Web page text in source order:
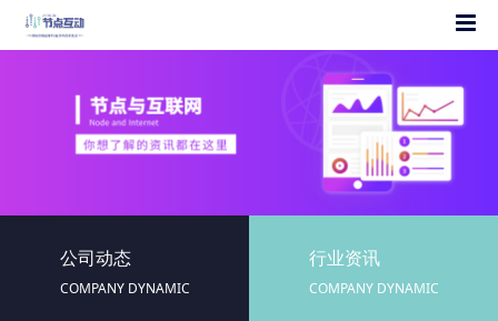
公司动态
COMPANY DYNAMIC
行业资讯
COMPANY DYNAMIC